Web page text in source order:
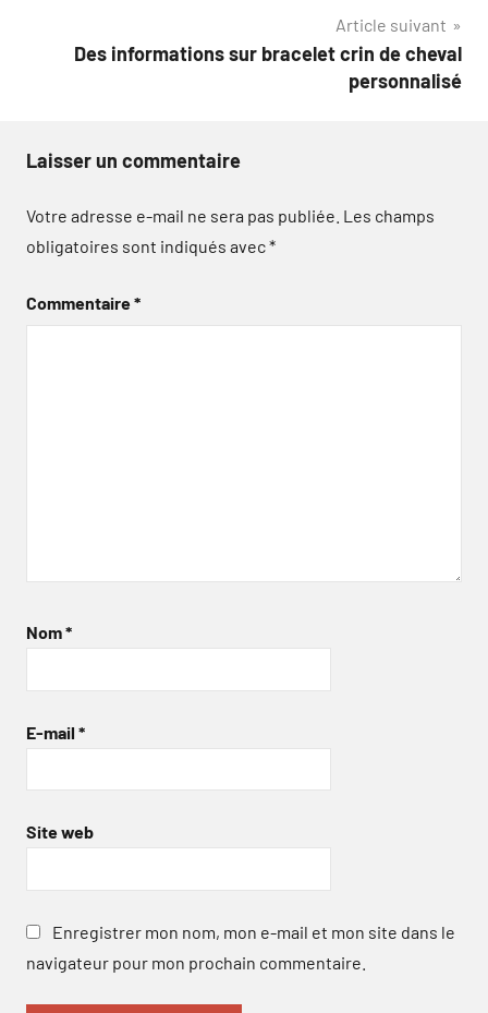
Article suivant
Des informations sur bracelet crin de cheval
personnalisé
Laisser un commentaire
Votre adresse e-mail ne sera pas publiée. Les champs
obligatoires sont indiqués avec*
Commentaire*
Nom*
E-mail *
Site web
Enregistrer mon nom, mon e-mail et mon site dans le
navigateur pour mon prochain commentaire.